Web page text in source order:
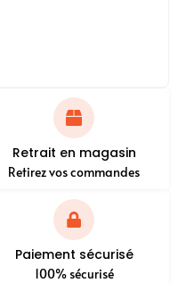
Retrait en magasin
Retirez vos commandes
Paiement sécurisé
100% sécurisé